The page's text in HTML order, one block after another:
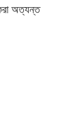
অত্যন্ত